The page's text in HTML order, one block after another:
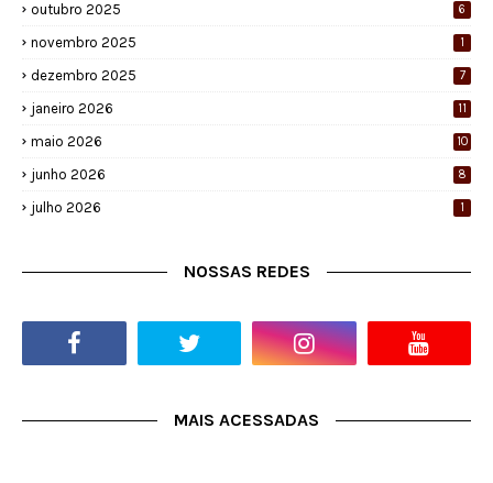
outubro 2025 6
novembro 2025 1
dezembro 2025 7
janeiro 2026 11
maio 2026 10
junho 2026 8
julho 2026 1
NOSSAS REDES
MAIS ACESSADAS